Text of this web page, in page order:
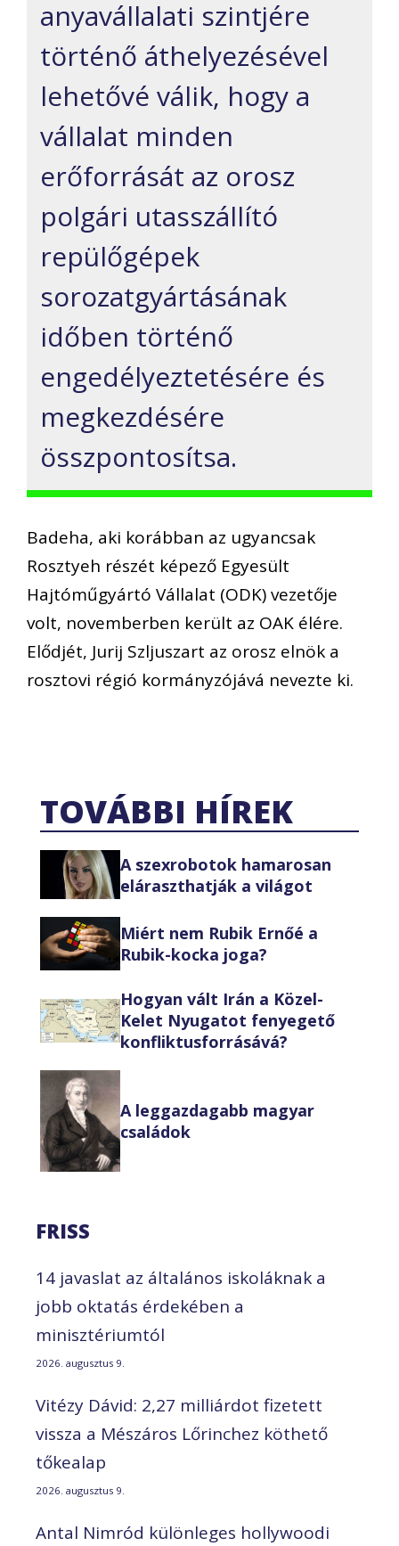
anyavállalati szintjére
történő áthelyezésével
lehetővé válik, hogy a
vállalat minden
erőforrását az orosz
polgári utasszállító
repülőgépek
sorozatgyártásának
időben történő
engedélyeztetésére és
megkezdésére
összpontosítsa.
Badeha, aki korábban az ugyancsak
Rosztyeh részét képező Egyesült
Hajtóműgyártó Vállalat (ODK) vezetője
volt, novemberben került az OAK élére.
Elődjét, Jurij Szljuszart az orosz elnök a
rosztovi régió kormányzójává nevezte ki.
TOVÁBBI HÍREK
A szexrobotok hamarosan
eláraszthatják a világot
Miért nem Rubik Ernőé a
Rubik-kocka joga?
Hogyan vált Irán a Közel-
Kelet Nyugatot fenyegető
konfliktusforrásává?
A leggazdagabb magyar
családok
FRISS
14 javaslat az általános iskoláknak a
jobb oktatás érdekében a
minisztériumtól
2026. augusztus 9.
Vitézy Dávid: 2,27 milliárdot fizetett
vissza a Mészáros Lőrinchez köthető
tőkealap
2026. augusztus 9.
Antal Nimród különleges hollywoodi